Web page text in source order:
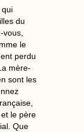
qui
du
le
perdu
mère-
sont les
le père
Que